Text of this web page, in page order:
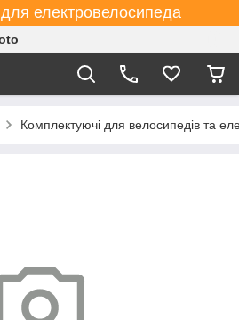
електровелосипеда
Комплектуючі для велосипедів та